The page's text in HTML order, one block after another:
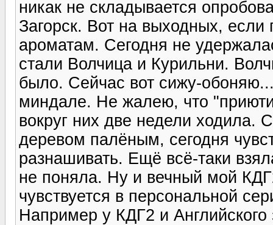
никак не складывается
Загорск. Вот на выходных, если
ароматам. Сегодня не
стали Волчица и Курильни.
было. Сейчас вот сижу-
миндале. Не жалею, что
вокруг них две недели ходила.
деревом палёным, сегодня
разнашивать. Ещё всё-таки
не поняла. Ну и вечный мой
чувствуется в персональной
Например у КДГ2 и Английского